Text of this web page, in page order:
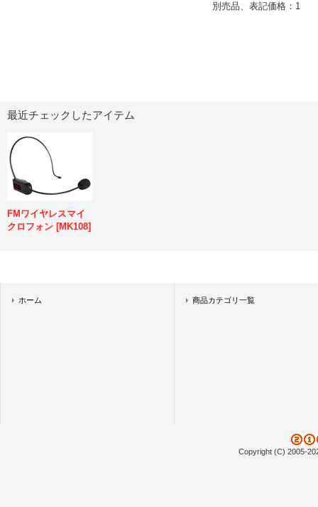
別売品、表記価格：1
最近チェックしたアイテム
FMワイヤレスマイ
クロフォン [MK108]
ホーム 商品カテゴリ一覧
Copyright (C) 2005-